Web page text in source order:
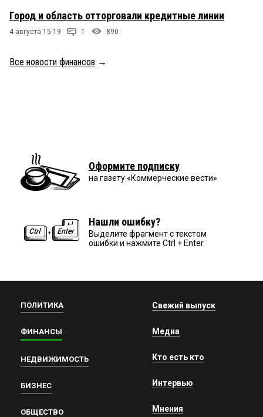
Город и область отторговали кредитные линии
4 августа 15:19 1 890
Все новости финансов →
Оформите подписку
на газету «Коммерческие вести»
Нашли ошибку?
Выделите фрагмент с текстом
ошибки и нажмите Ctrl + Enter.
ПОЛИТИКА
ФИНАНСЫ
НЕДВИЖИМОСТЬ
БИЗНЕС
ОБЩЕСТВО
Свежий выпуск
Медиа
Кто есть кто
Интервью
Мнения